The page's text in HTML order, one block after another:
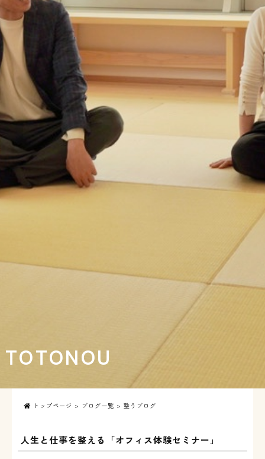
TOTONOU
トップページ > ブログ一覧 > 整うブログ
人生と仕事を整える「オフィス体験セミナー」